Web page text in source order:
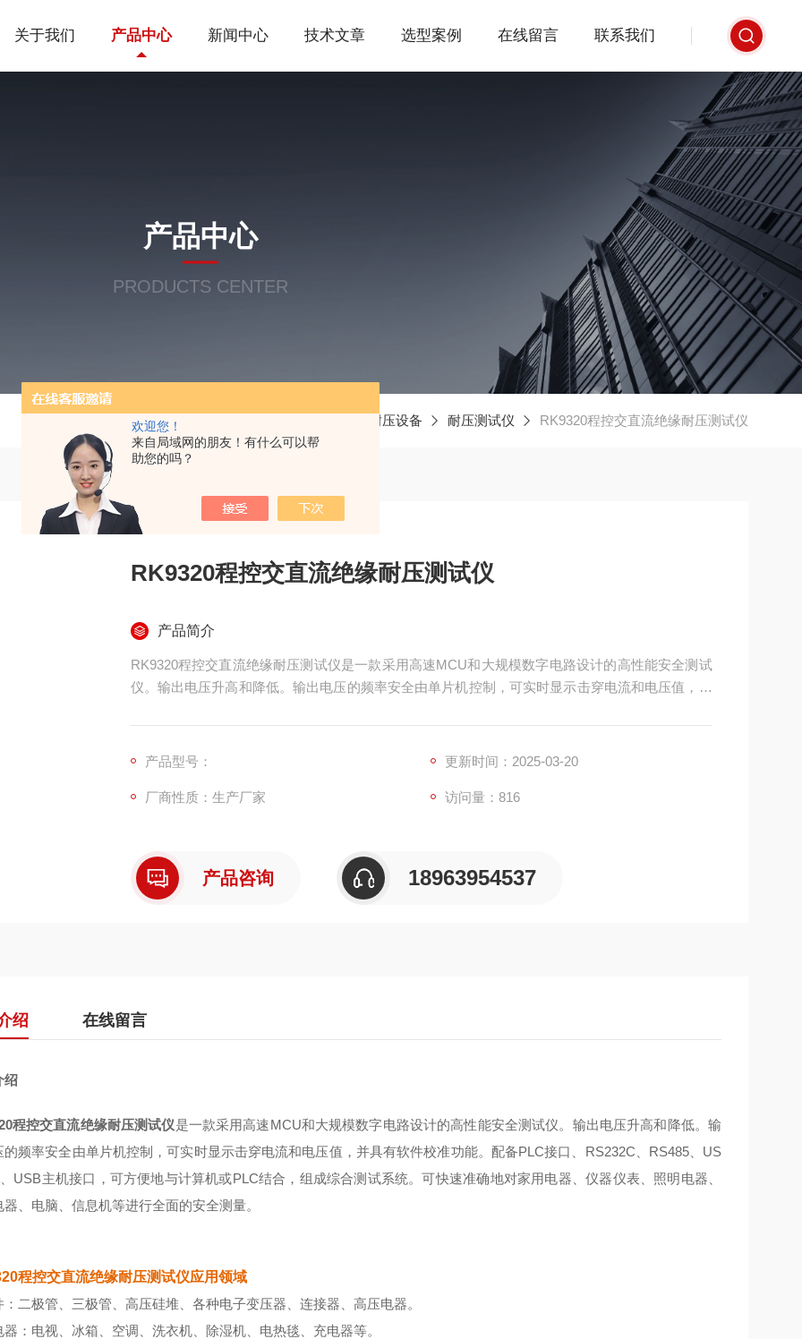
欢迎您！
来自局域网的朋友！有什么可以帮
助您的吗？
关于我们 产品中心 新闻中心 技术文章 选型案例 在线留言 联系我们
产品中心
PRODUCTS CENTER
当前位置： 高压绝缘耐压设备 耐压测试仪 RK9320程控交直流绝缘耐压测试仪
RK9320程控交直流绝缘耐压测试仪
产品简介
RK9320程控交直流绝缘耐压测试仪是一款采用高速MCU和大规模数字电路设计的高性能安全测试
仪。输出电压升高和降低。输出电压的频率安全由单片机控制，可实时显示击穿电流和电压值，并
器、电脑、信息机等进行全面安全测量。
产品型号： 更新时间：2025-03-20
厂商性质：生产厂家 访问量：816
产品咨询 18963954537
绍 在线留言
绍
程控交直流绝缘耐压测试仪是一款采用高速MCU和大规模数字电路设计的高性能安全测试仪。输出电压升高和降低。输
的频率安全由单片机控制，可实时显示击穿电流和电压值，并具有软件校准功能。配备PLC接口、RS232C、RS485、US
USB主机接口，可方便地与计算机或PLC结合，组成综合测试系统。可快速准确地对家用电器、仪器仪表、照明电器、
、电脑、信息机等进行全面的安全测量。
程控交直流绝缘耐压测试仪应用领域
：二极管、三极管、高压硅堆、各种电子变压器、连接器、高压电器。
器：电视、冰箱、空调、洗衣机、除湿机、电热毯、充电器等。